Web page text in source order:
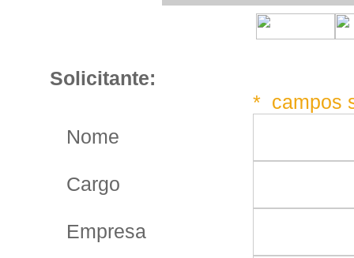
Solicitante:
* campos
Nome
Cargo
Empresa